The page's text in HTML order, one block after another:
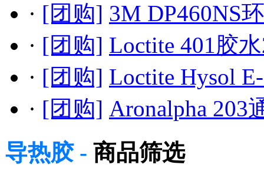
· [团购] 3M DP460NS
· [团购] Loctite 401胶
· [团购] Loctite Hysol
· [团购] Aronalpha 203
导热胶 - 商品筛选